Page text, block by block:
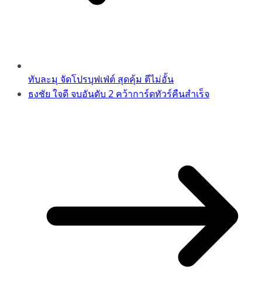
ทับละมุ จัดโปรบุฟเฟ่ต์ สุดคุ้ม ตีไม่อั้น
ธงชัย ใจดี จบอันดับ 2 คว้าการ์ดทัวร์คืนสำเร็จ